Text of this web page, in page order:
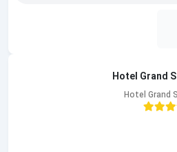
Hotel Grand
Hotel Grand